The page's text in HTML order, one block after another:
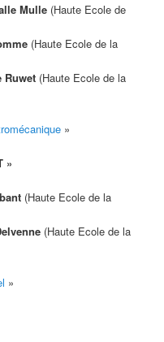
Mulle(Haute Ecole de
(Haute Ecole de la
Ruwet(Haute Ecole de la
»
»
(Haute Ecole de la
(Haute Ecole de la
»